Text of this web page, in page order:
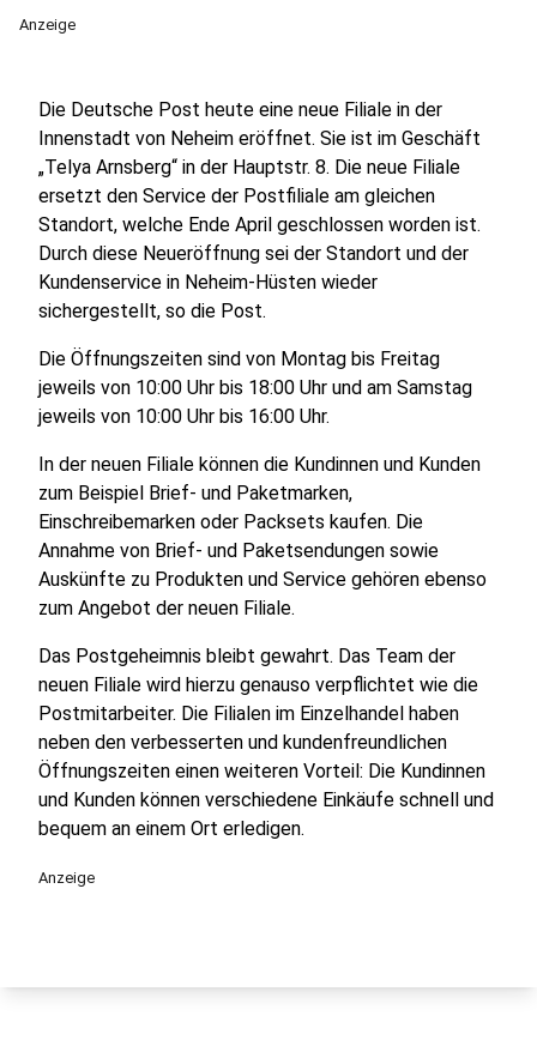
Anzeige
Die Deutsche Post heute eine neue Filiale in der
Innenstadt von Neheim eröffnet. Sie ist im Geschäft
„Telya Arnsberg“ in der Hauptstr. 8. Die neue Filiale
ersetzt den Service der Postfiliale am gleichen
Standort, welche Ende April geschlossen worden ist.
Durch diese Neueröffnung sei der Standort und der
Kundenservice in Neheim-Hüsten wieder
sichergestellt, so die Post.
Die Öffnungszeiten sind von Montag bis Freitag
jeweils von 10:00 Uhr bis 18:00 Uhr und am Samstag
jeweils von 10:00 Uhr bis 16:00 Uhr.
In der neuen Filiale können die Kundinnen und Kunden
zum Beispiel Brief- und Paketmarken,
Einschreibemarken oder Packsets kaufen. Die
Annahme von Brief- und Paketsendungen sowie
Auskünfte zu Produkten und Service gehören ebenso
zum Angebot der neuen Filiale.
Das Postgeheimnis bleibt gewahrt. Das Team der
neuen Filiale wird hierzu genauso verpflichtet wie die
Postmitarbeiter. Die Filialen im Einzelhandel haben
neben den verbesserten und kundenfreundlichen
Öffnungszeiten einen weiteren Vorteil: Die Kundinnen
und Kunden können verschiedene Einkäufe schnell und
bequem an einem Ort erledigen.
Anzeige